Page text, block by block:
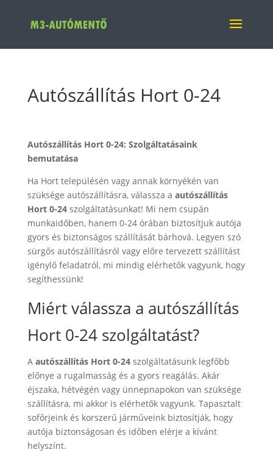
Autószállítás Hort 0-24
Autószállítás Hort 0-24: Szolgáltatásaink
bemutatása
Ha Hort településén vagy annak környékén van
szüksége autószállításra, válassza a autószállítás
Hort 0-24szolgáltatásunkat! Mi nem csupán
munkaidőben, hanem 0-24 órában biztosítjuk autója
gyors és biztonságos szállítását bárhová. Legyen szó
sürgős autószállításról vagy előre tervezett szállítást
igénylő feladatról, mi mindig elérhetők vagyunk, hogy
segíthessünk!
Miért válassza a autószállítás
Hort 0-24 szolgáltatást?
A autószállítás Hort 0-24szolgáltatásunk legfőbb
előnye a rugalmasság és a gyors reagálás. Akár
éjszaka, hétvégén vagy ünnepnapokon van szüksége
szállításra, mi akkor is elérhetők vagyunk. Tapasztalt
sofőrjeink és korszerű járműveink biztosítják, hogy
autója biztonságosan és időben elérje a kívánt
helyszínt.